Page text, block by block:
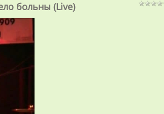
больны (Live)